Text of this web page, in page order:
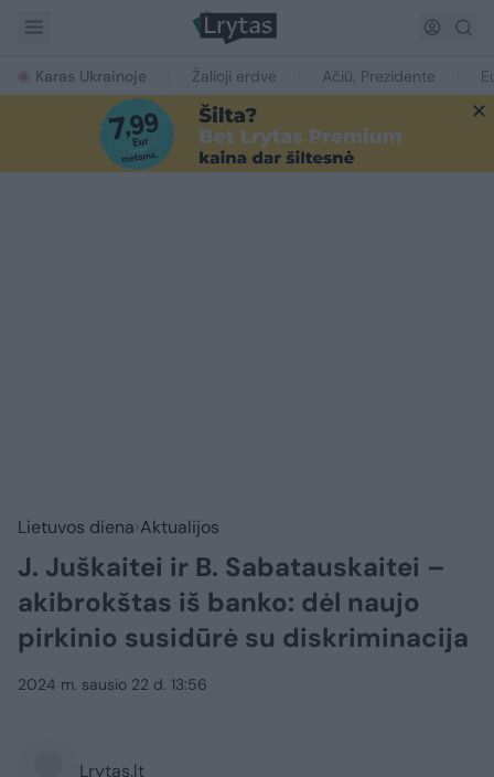
Karas Ukrainoje Žalioji erdvė Ačiū, Prezidente
Lietuvos diena Aktualijos
J. Juškaitei ir B. Sabatauskaitei –
akibrokštas iš banko: dėl naujo
pirkinio susidūrė su diskriminacija
2024 m. sausio 22 d. 13:56
Lrytas.lt